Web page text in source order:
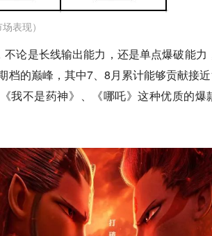
表现）
论是长线输出能力，还是单点爆破能力
档的巅峰，其中7、8月累计能够贡献接
我不是药神》、《哪吒》这种优质的爆